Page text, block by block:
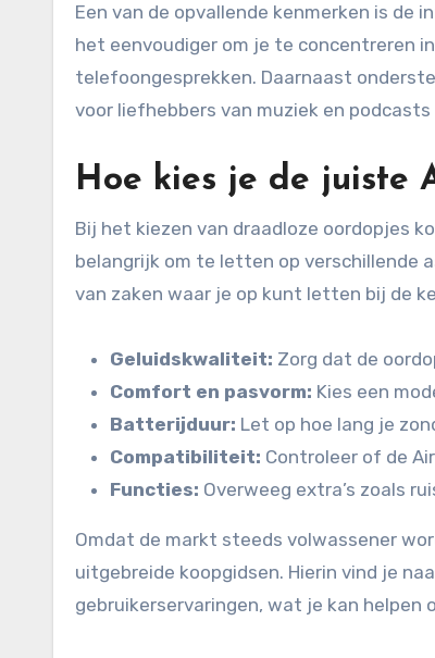
Een van de opvallende kenmerken is
het eenvoudiger om je te concentreren
telefoongesprekken. Daarnaast
voor liefhebbers van muziek en
Hoe kies je de juiste
Bij het kiezen van draadloze oordopjes
belangrijk om te letten op verschillende
van zaken waar je op kunt letten bij de
Geluidskwaliteit: Zorg dat de
Comfort en pasvorm: Kies een
Batterijduur: Let op hoe lang je
Compatibiliteit: Controleer of de
Functies: Overweeg extra’s zoals
Omdat de markt steeds volwassener
uitgebreide koopgidsen. Hierin vind je
gebruikerservaringen, wat je kan helpen